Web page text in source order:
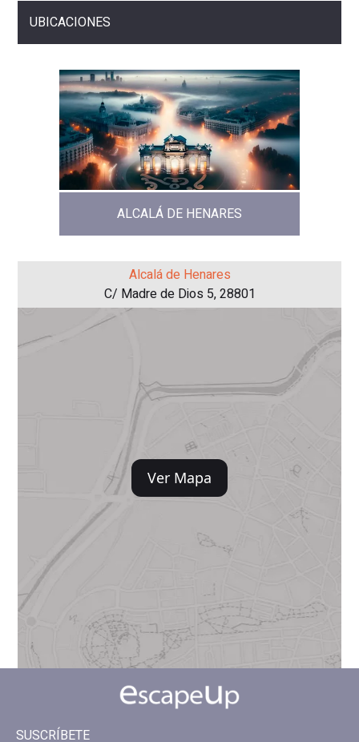
UBICACIONES
ALCALÁ DE HENARES
Alcalá de Henares
C/ Madre de Dios 5, 28801
Ver Mapa
SUSCRÍBETE